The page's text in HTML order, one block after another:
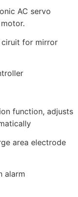
AC servo
ciruit for mirror
function, adjusts
area electrode
alarm